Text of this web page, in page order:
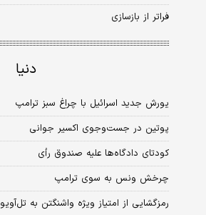
فراتر از بازسازی
دنیا
یورش جدید اسرائیل با چراغ سبز ترامپ
پوتین در جست‌وجوی اکسیر جوانی
کودتای دادگاه‌ها علیه صندوق رأی
چرخش ونس به سوی ترامپ
رمزگشایی از امتیاز ویژه واشنگتن به تل‌آویو